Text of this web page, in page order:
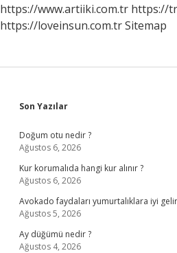
https://www.artiiki.com.tr https://
https://loveinsun.com.trSitemap
Sidebar
Son Yazılar
Doğum otu nedir ?
Ağustos 6, 2026
Kur korumalıda hangi kur alınır ?
Ağustos 6, 2026
Avokado faydaları yumurtalıklara iyi
Ağustos 5, 2026
Ay düğümü nedir ?
Ağustos 4, 2026